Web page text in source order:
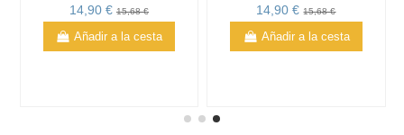
14,90 € 15,68 €
Añadir a la cesta
14,90 €15,68 €
Añadir a la cesta